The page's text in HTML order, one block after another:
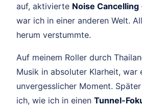
auf, aktivierte Noise Cancelling
war ich in einer anderen Welt.
herum verstummte.
Auf meinem Roller durch
Musik in absoluter Klarheit, war
unvergesslicher Moment.
ich, wie ich in einen Tunnel-